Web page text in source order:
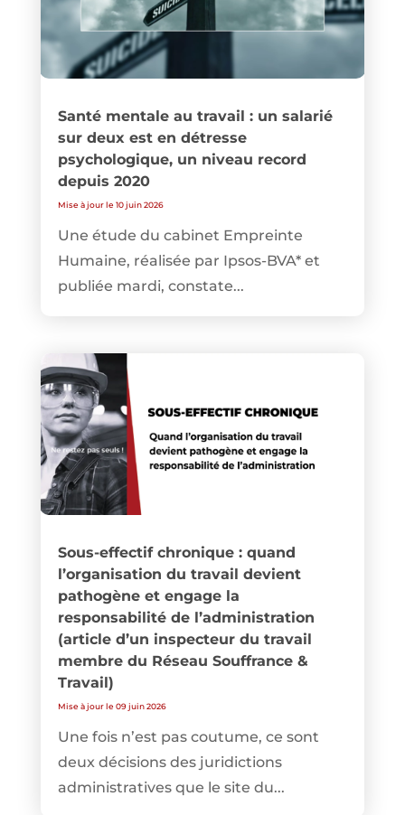
Santé mentale au travail : un salarié
sur deux est en détresse
psychologique, un niveau record
depuis 2020
Mise à jour le 10 juin 2026
Une étude du cabinet Empreinte
Humaine, réalisée par Ipsos-BVA* et
publiée mardi, constate...
Sous-effectif chronique : quand
l’organisation du travail devient
pathogène et engage la
responsabilité de l’administration
(article d’un inspecteur du travail
membre du Réseau Souffrance &
Travail)
Mise à jour le 09 juin 2026
Une fois n’est pas coutume, ce sont
deux décisions des juridictions
administratives que le site du...